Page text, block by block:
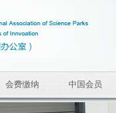
会费缴纳 中国会员